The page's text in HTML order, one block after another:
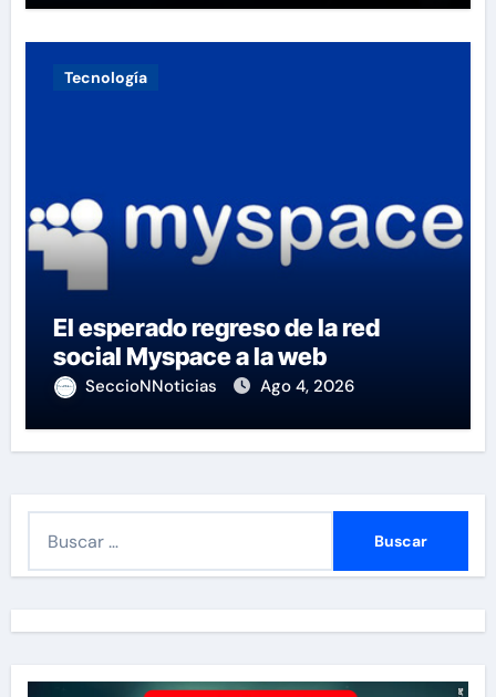
Tecnología
El esperado regreso de la red
social Myspace a la web
SeccioNNoticias Ago 4, 2026
r